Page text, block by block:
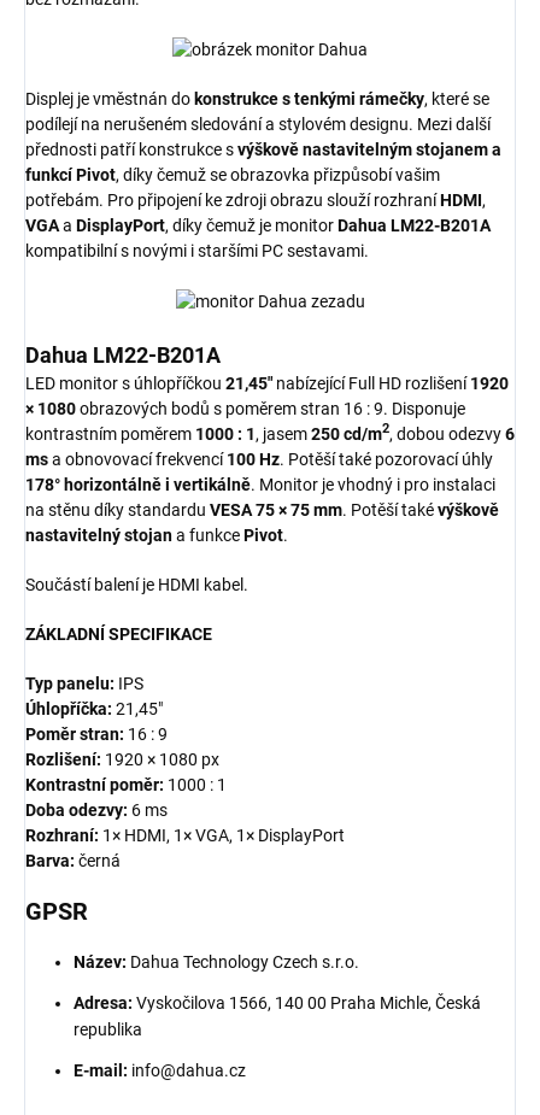
Displej je vměstnán do konstrukce s tenkými rámečky, které se
podílejí na nerušeném sledování a stylovém designu. Mezi další
přednosti patří konstrukce svýškově nastavitelným stojanem a
funkcí Pivot, díky čemuž se obrazovka přizpůsobí vašim
potřebám. Pro připojení ke zdroji obrazu slouží rozhraníHDMI,
VGAa DisplayPort, díky čemuž je monitorDahua LM22-B201A
kompatibilní s novými i staršími PC sestavami.
Dahua LM22-B201A
LED monitor s úhlopříčkou 21,45" nabízející Full HD rozlišení1920
× 1080obrazových bodů s poměrem stran 16 : 9. Disponuje
kontrastním poměrem 1000 : 1, jasem250 cd/m2, dobou odezvy6
msa obnovovací frekvencí100 Hz. Potěší také pozorovací úhly
178° horizontálně i vertikálně. Monitor je vhodný i pro instalaci
na stěnu díky standardu VESA 75 × 75 mm. Potěší takévýškově
nastavitelný stojana funkcePivot.
Součástí balení je HDMI kabel.
ZÁKLADNÍ SPECIFIKACE
Typ panelu: IPS
Úhlopříčka: 21,45"
Poměr stran: 16 : 9
Rozlišení: 1920 × 1080 px
Kontrastní poměr: 1000 : 1
Doba odezvy: 6 ms
Rozhraní: 1× HDMI, 1× VGA, 1× DisplayPort
Barva: černá
GPSR
Název: Dahua Technology Czech s.r.o.
Adresa: Vyskočilova 1566, 140 00 Praha Michle, Česká
republika
E-mail: info@dahua.cz